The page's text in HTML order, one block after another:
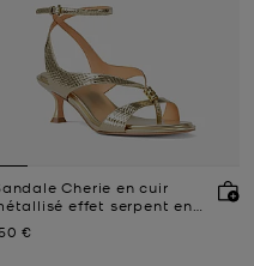
Cherie en cuir
effet serpent en
actuel
€